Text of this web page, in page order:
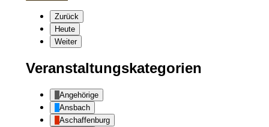
Zurück
Heute
Weiter
Veranstaltungskategorien
Angehörige
Ansbach
Aschaffenburg